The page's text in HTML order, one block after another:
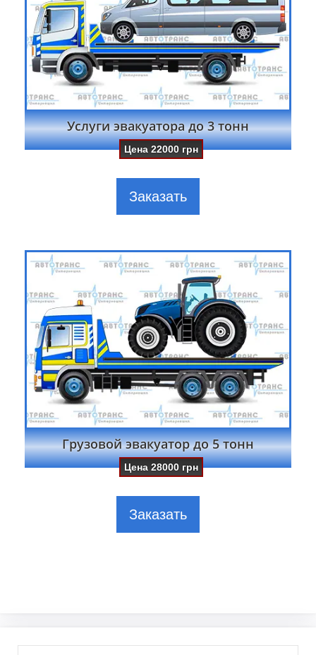
Услуги эвакуатора до 3 тонн
Цена22000 грн
Заказать
Грузовой эвакуатор до 5 тонн
Цена28000 грн
Заказать